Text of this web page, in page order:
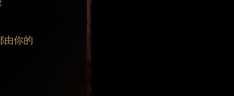
由你的